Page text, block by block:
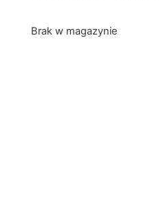
Brak w magazynie